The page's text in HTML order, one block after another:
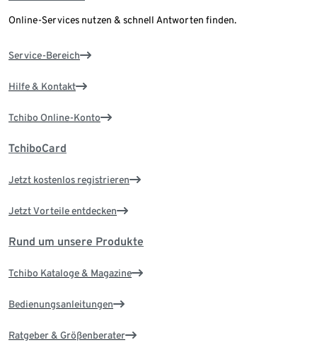
Online-Services nutzen & schnell Antworten finden.
Service-Bereich
Hilfe & Kontakt
Tchibo Online-Konto
TchiboCard
Jetzt kostenlos registrieren
Jetzt Vorteile entdecken
Rund um unsere Produkte
Tchibo Kataloge & Magazine
Bedienungsanleitungen
Ratgeber & Größenberater